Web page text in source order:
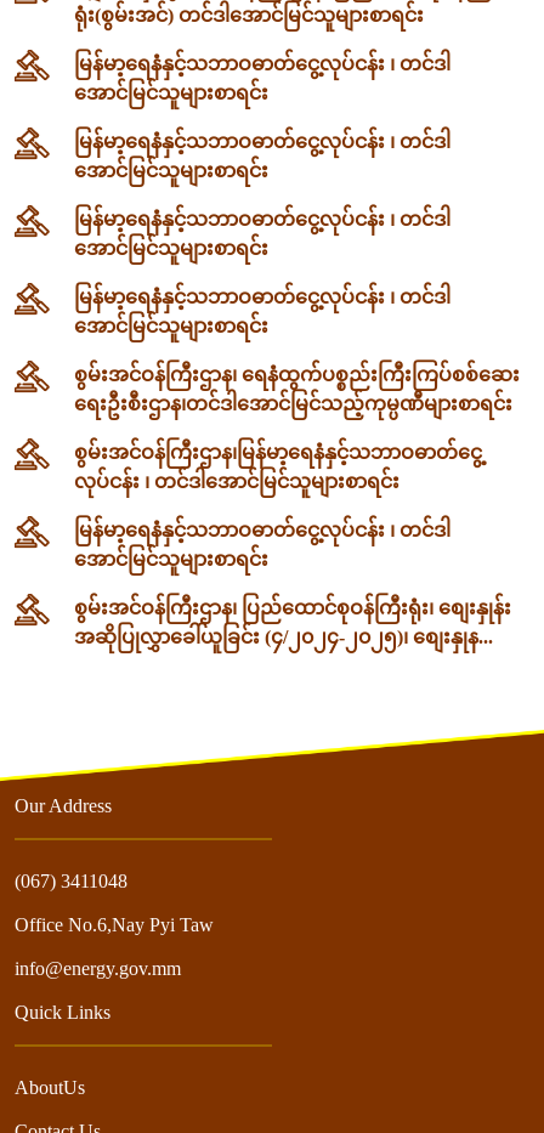
ရုံး(စွမ်းအင်) တင်ဒါအောင်မြင်သူများစာရင်း
မြန်မာ့ရေနံနှင့်သဘာဝဓာတ်ငွေ့လုပ်ငန်း ၊ တင်ဒါ
အောင်မြင်သူများစာရင်း
မြန်မာ့ရေနံနှင့်သဘာဝဓာတ်ငွေ့လုပ်ငန်း ၊ တင်ဒါ
အောင်မြင်သူများစာရင်း
မြန်မာ့ရေနံနှင့်သဘာဝဓာတ်ငွေ့လုပ်ငန်း ၊ တင်ဒါ
အောင်မြင်သူများစာရင်း
မြန်မာ့ရေနံနှင့်သဘာဝဓာတ်ငွေ့လုပ်ငန်း ၊ တင်ဒါ
အောင်မြင်သူများစာရင်း
စွမ်းအင်ဝန်ကြီးဌာန၊ ရေနံထွက်ပစ္စည်းကြီးကြပ်စစ်ဆေး
ရေးဦးစီးဌာန၊တင်ဒါအောင်မြင်သည့်ကုမ္ပဏီများစာရင်း
စွမ်းအင်ဝန်ကြီးဌာန၊မြန်မာ့ရေနံနှင့်သဘာဝဓာတ်ငွေ့
လုပ်ငန်း ၊ တင်ဒါအောင်မြင်သူများစာရင်း
မြန်မာ့ရေနံနှင့်သဘာဝဓာတ်ငွေ့လုပ်ငန်း ၊ တင်ဒါ
အောင်မြင်သူများစာရင်း
စွမ်းအင်ဝန်ကြီးဌာန၊ ပြည်ထောင်စုဝန်ကြီးရုံး၊ စျေးနှုန်း
အဆိုပြုလွှာခေါ်ယူခြင်း (၄/၂၀၂၄-၂၀၂၅)၊ စျေးနှုန...
Our Address
(067) 3411048
Office No.6,Nay Pyi Taw
info@energy.gov.mm
Quick Links
AboutUs